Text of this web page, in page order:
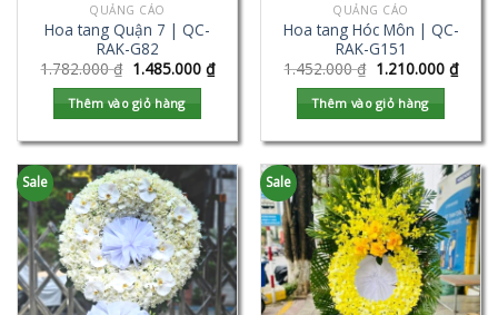
QUẢNG CÁO
Hoa tang Quận 7 | QC-
RAK-G82
1.782.000₫ 1.485.000 ₫
Thêm vào giỏ hàng
QUẢNG CÁO
Hoa tang Hóc Môn | QC-
RAK-G151
1.452.000₫ 1.210.000 ₫
Thêm vào giỏ hàng
Sale Sale